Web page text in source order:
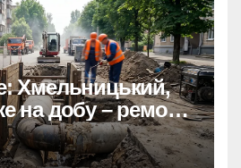
Хмельницький,
на добу – ремонт